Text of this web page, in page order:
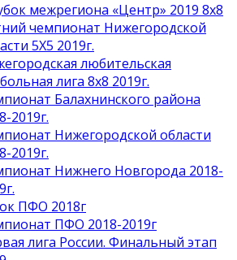
межрегиона «Центр» 2019 8х8
чемпионат Нижегородской
5Х5 2019г.
любительская
лига 8х8 2019г.
Балахнинского района
2019г.
Нижегородской области
2019г.
Нижнего Новгорода 2018-
ПФО 2018г
ПФО 2018-2019г
лига России. Финальный этап